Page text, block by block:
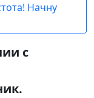
Начну
с